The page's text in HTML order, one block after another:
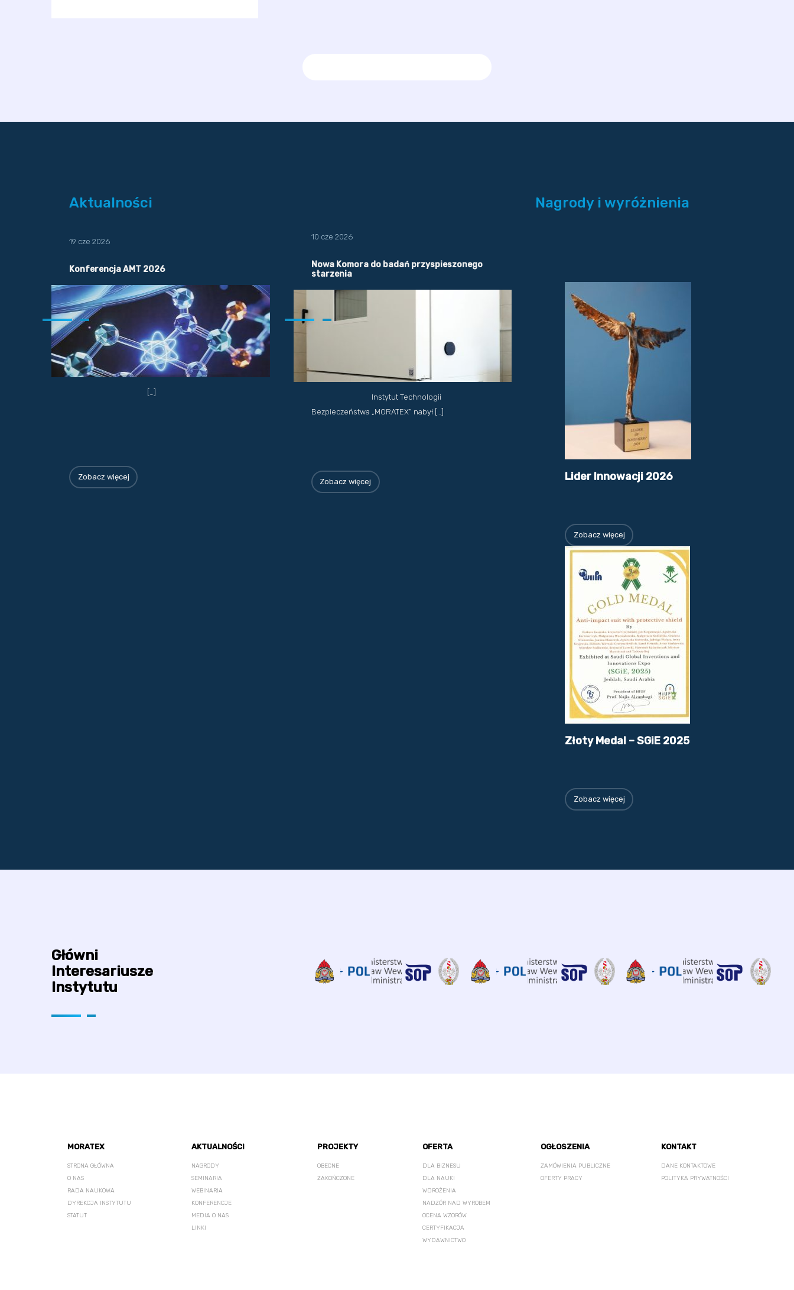
Aktualności
19 cze 2026
Konferencja AMT 2026
[…]
Zobacz więcej
10 cze 2026
Nowa Komora do badań przyspieszonego
starzenia
Instytut Technologii
Bezpieczeństwa „MORATEX” nabył […]
Zobacz więcej
Nagrody i wyróżnienia
Lider Innowacji 2026
Zobacz więcej
Złoty Medal – SGiE 2025
Zobacz więcej
Główni
Interesariusze
Instytutu
MORATEX
STRONA GŁÓWNA
O NAS
RADA NAUKOWA
DYREKCJA INSTYTUTU
STATUT
AKTUALNOŚCI
NAGRODY
SEMINARIA
WEBINARIA
KONFERENCJE
MEDIA O NAS
LINKI
PROJEKTY
OBECNE
ZAKOŃCZONE
OFERTA
DLA BIZNESU
DLA NAUKI
WDROŻENIA
NADZÓR NAD WYROBEM
OCENA WZORÓW
CERTYFIKACJA
WYDAWNICTWO
OGŁOSZENIA
ZAMÓWIENIA PUBLICZNE
OFERTY PRACY
KONTAKT
DANE KONTAKTOWE
POLITYKA PRYWATNOŚCI